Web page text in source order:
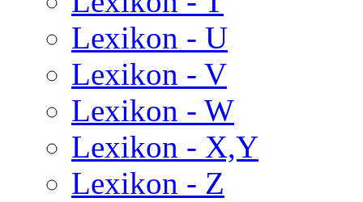
Lexikon - U
Lexikon - V
Lexikon - W
Lexikon - X,Y
Lexikon - Z